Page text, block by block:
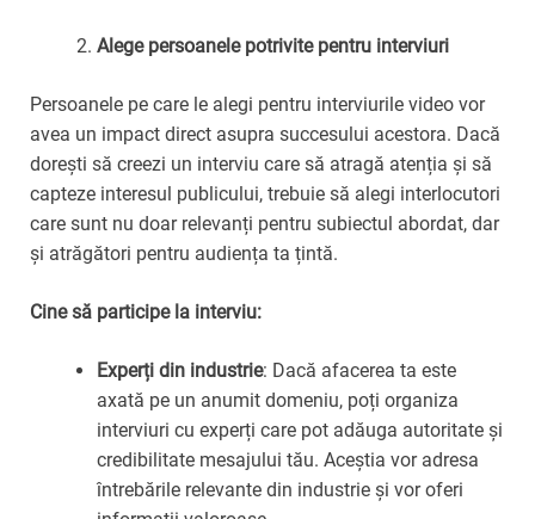
Alege persoanele potrivite pentru interviuri
Persoanele pe care le alegi pentru interviurile video vor
avea un impact direct asupra succesului acestora. Dacă
dorești să creezi un interviu care să atragă atenția și să
capteze interesul publicului, trebuie să alegi interlocutori
care sunt nu doar relevanți pentru subiectul abordat, dar
și atrăgători pentru audiența ta țintă.
Cine să participe la interviu:
Experți din industrie: Dacă afacerea ta este
axată pe un anumit domeniu, poți organiza
interviuri cu experți care pot adăuga autoritate și
credibilitate mesajului tău. Aceștia vor adresa
întrebările relevante din industrie și vor oferi